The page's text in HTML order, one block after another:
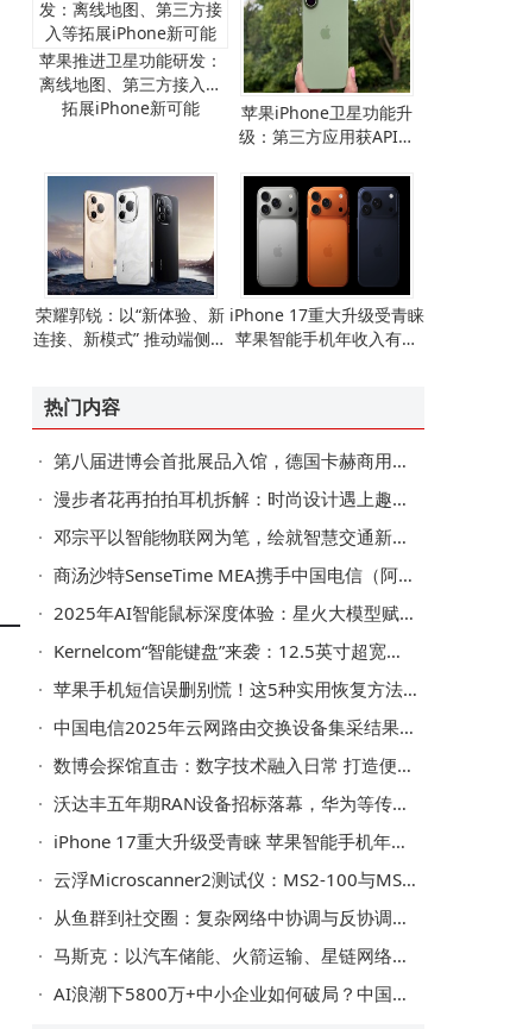
苹果推进卫星功能研发：
离线地图、第三方接入等
拓展iPhone新可能
​苹果iPhone卫星功能升
级：第三方应用获API支
荣耀郭锐：以“新体验、新
连接、新模式” 推动端侧AI
iPhone 17重大升级受青睐
苹果智能手机年收入有望
热门内容
第八届进博会首批展品入馆，德国卡赫商用矿泉鲜水机顺利进驻
漫步者花再拍拍耳机拆解：时尚设计遇上趣味彩屏，内部配置大揭秘
邓宗平以智能物联网为笔，绘就智慧交通新图景，破解城市停车困局
商汤沙特SenseTime MEA携手中国电信（阿联酋） 共推阿曼智慧城市数字化转型
2025年AI智能鼠标深度体验：星火大模型赋能，它能替代哪些办公工具？
Kernelcom“智能键盘”来袭：12.5英寸超宽屏，AMD/Intel双版本可选
苹果手机短信误删别慌！这5种实用恢复方法帮你快速找回重要信息
中国电信2025年云网路由交换设备集采结果揭晓
数博会探馆直击：数字技术融入日常 打造便捷智慧生活新图景
沃达丰五年期RAN设备招标落幕，华为等传统三巨头主导，Open RAN遇冷
iPhone 17重大升级受青睐 苹果智能手机年收入有望重现增长态势
云浮Microscanner2测试仪：MS2-100与MS-POE助力网络布线检测与维护
从鱼群到社交圈：复杂网络中协调与反协调行为如何塑造群体秩序
马斯克：以汽车储能、火箭运输、星链网络铺就人类火星移民之路
AI浪潮下5800万+中小企业如何破局？中国电信以数智化引擎赋能转型之路